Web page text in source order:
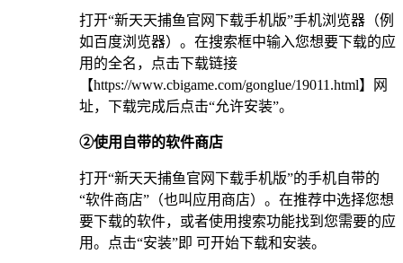
打开“新天天捕鱼官网下载手机版”手机浏览器（例
如百度浏览器）。在搜索框中输入您想要下载的应
用的全名，点击下载链接
【https://www.cbigame.com/gonglue/19011.html】网
址，下载完成后点击“允许安装”。
②使用自带的软件商店
打开“新天天捕鱼官网下载手机版”的手机自带的
“软件商店”（也叫应用商店）。在推荐中选择您想
要下载的软件，或者使用搜索功能找到您需要的应
用。点击“安装”即 可开始下载和安装。